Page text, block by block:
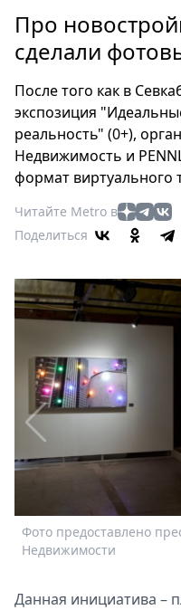
Россия
Мир
Еда
Туризм
Мода
Театр
Кино
Афиша
Выставки
Пресс-
релизы
О
Metro
Стримы
Звезды
Выборы
2026
Скачай
Metro
Про
сделали
После того как в
экспозиция
реальность" (0+),
Недвижимость и
формат виртуального
Читайте Metro в
Поделиться
Фото предоставлено
Недвижимости
Данная инициатива –